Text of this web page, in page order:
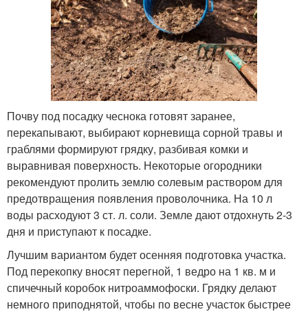
Почву под посадку чеснока готовят заранее,
перекапывают, выбирают корневища сорной травы и
граблями формируют грядку, разбивая комки и
выравнивая поверхность. Некоторые огородники
рекомендуют пролить землю солевым раствором для
предотвращения появления проволочника. На 10 л
воды расходуют 3 ст. л. соли. Земле дают отдохнуть 2-3
дня и приступают к посадке.
Лучшим вариантом будет осенняя подготовка участка.
Под перекопку вносят перегной, 1 ведро на 1 кв. м и
спичечный коробок нитроаммофоски. Грядку делают
немного приподнятой, чтобы по весне участок быстрее